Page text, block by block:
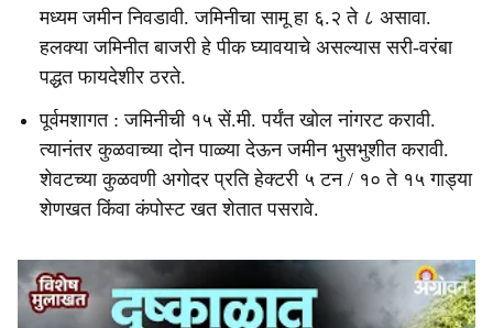
मध्यम जमीन निवडावी. जमिनीचा सामू हा ६.२ ते ८ असावा.
हलक्या जमिनीत बाजरी हे पीक घ्यावयाचे असल्यास सरी-वरंबा
पद्धत फायदेशीर ठरते.
पूर्वमशागत : जमिनीची १५ सें.मी. पर्यंत खोल नांगरट करावी.
त्यानंतर कुळवाच्या दोन पाळ्या देऊन जमीन भुसभुशीत करावी.
शेवटच्या कुळवणी अगोदर प्रति हेक्टरी ५ टन / १० ते १५ गाड्या
शेणखत किंवा कंपोस्ट खत शेतात पसरावे.